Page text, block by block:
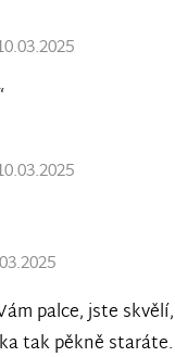
palce, jste
tak pěkně